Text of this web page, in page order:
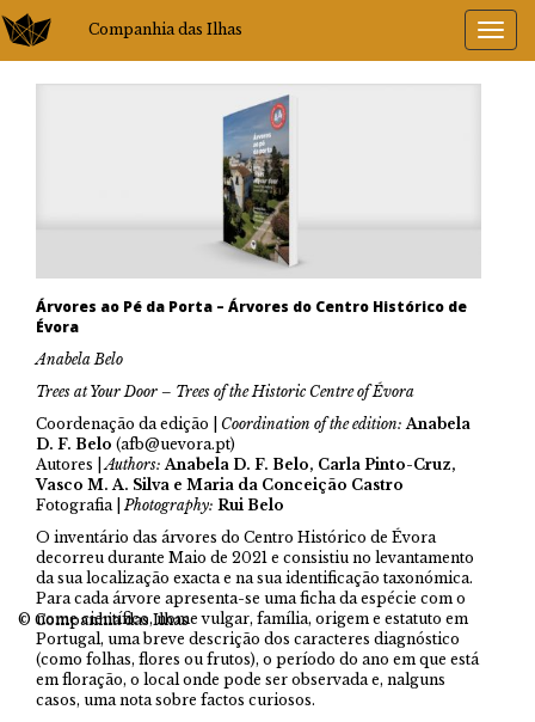
Companhia das Ilhas
Árvores ao Pé da Porta – Árvores do Centro Histórico de
Évora
Anabela Belo
Trees at Your Door – Trees of the Historic Centre of Évora
Coordenação da edição | Coordination of the edition:Anabela
D. F. Belo (afb@uevora.pt)
Autores |Authors:Anabela D. F. Belo, Carla Pinto-Cruz,
Vasco M. A. Silva e Maria da Conceição Castro
Fotografia |Photography: Rui Belo
O inventário das árvores do Centro Histórico de Évora
decorreu durante Maio de 2021 e consistiu no levantamento
da sua localização exacta e na sua identificação taxonómica.
Para cada árvore apresenta-se uma ficha da espécie com o
nome científico, nome vulgar, família, origem e estatuto em
Portugal, uma breve descrição dos caracteres diagnóstico
(como folhas, flores ou frutos), o período do ano em que está
em floração, o local onde pode ser observada e, nalguns
casos, uma nota sobre factos curiosos.
© Companhia das Ilhas